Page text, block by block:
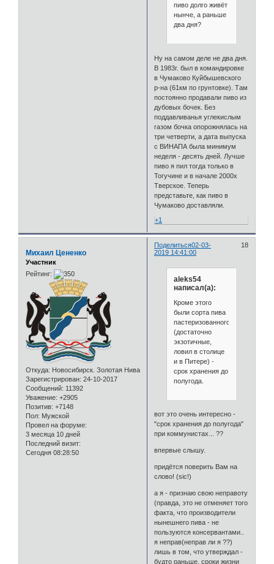
пиво долго живёт
нынче, а раньше
два дня?
Ну на самом деле не два дня.
В 1983г. был в командировке
в Чумаково Куйбышевского
р-на (61км по грунтовке). Там
постоянно продавали пиво из
дубовых бочек. Без
поддавливанья углекислым
газом бочка опорожнялась на
три четверти, а дата выпуска
с ВИНАПА была минимум
неделя - десять дней. Лучше
пиво я пил тогда только в
Тогучине и в начале 2000х
Тверское. Теперь
представьте, как пиво в
Чумаково доставляли.
+1
Поделиться 18
02-03-
2019 14:41:00
Михаил Цененко
Участник
Рейтинг:
Откуда: Новосибирск. Золотая Нива
Зарегистрирован: 24-10-2017
Сообщений: 11392
Уважение: +2905
Позитив: +7148
Пол: Мужской
Провел на форуме:
3 месяца 10 дней
Последний визит:
Сегодня 08:28:50
aleks54
написал(а):
Кроме этого
были сорта пива
пастеризованного
(достаточно
экзотичные,
ловил в столице
и в Питере) -
срок хранения до
полугода.
вот это очень интересно -
"срок хранения до полугода"
при коммунистах... ??
впервые слышу.
придётся поверить Вам на
слово! (sic!)
а я - признаю свою неправоту
(правда, это не отменяет того
факта, что производители
нынешнего пива - не
пользуются консервантами..
я неправ(неправ ли я ??)
лишь в том, что утверждал -
будто раньше, сроки жизни